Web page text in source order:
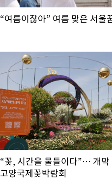
“여름이잖아” 여름 맞은 서울
“꽃, 시간을 물들이다”… 개막
고양국제꽃박람회